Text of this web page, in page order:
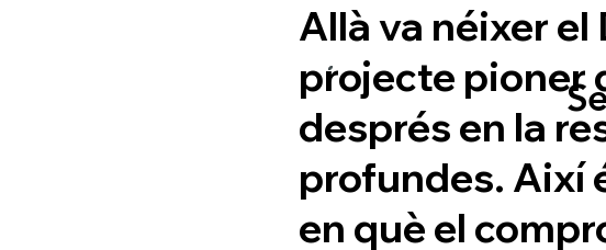
Allà va néixer el
projecte pioner
després en la
profundes. Així
en què el